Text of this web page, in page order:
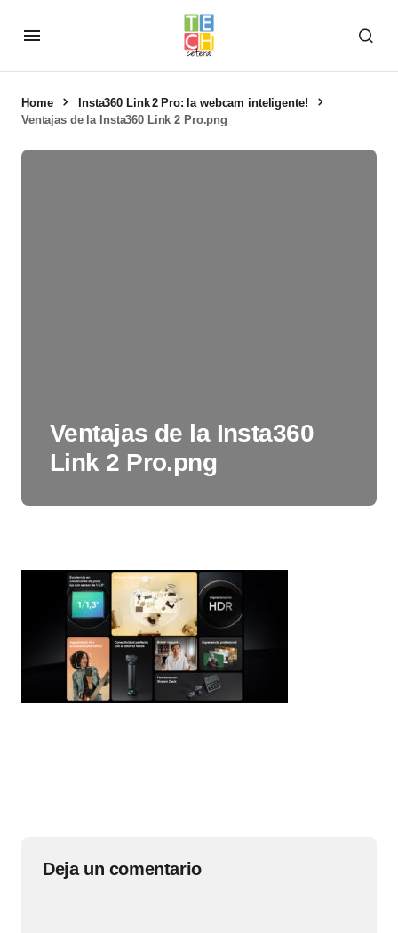
Home
Insta360 Link 2 Pro: la webcam inteligente!
Ventajas de la Insta360 Link 2 Pro.png
Ventajas de la Insta360
Link 2 Pro.png
Deja un comentario